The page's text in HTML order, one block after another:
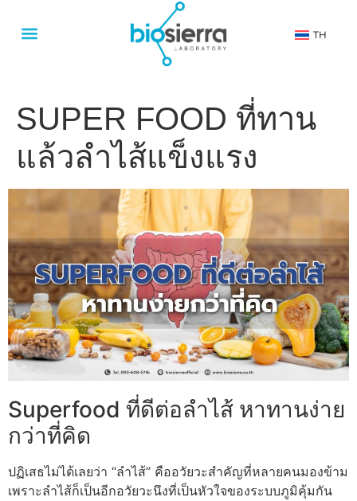
TH
SUPER FOOD ที่ทาน
แล้วลำไส้แข็งแรง
Superfood ที่ดีต่อลำไส้ หาทานง่าย
กว่าที่คิด
ปฏิเสธไม่ได้เลยว่า “ลำไส้” คืออวัยวะสำคัญที่หลายคนมองข้าม
เพราะลำไส้ก็เป็นอีกอวัยวะนึงที่เป็นหัวใจของระบบภูมิคุ้มกัน